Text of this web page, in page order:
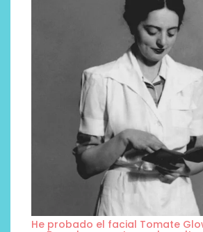
He probado el facial Tomate